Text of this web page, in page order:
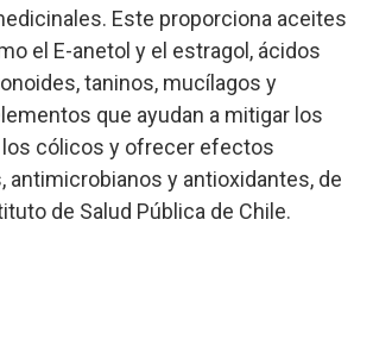
Este proporciona aceites
el E-anetol y el estragol, ácidos
taninos, mucílagos y
que ayudan a mitigar los
los cólicos y ofrecer efectos
antimicrobianos y antioxidantes, de
de Salud Pública de Chile.